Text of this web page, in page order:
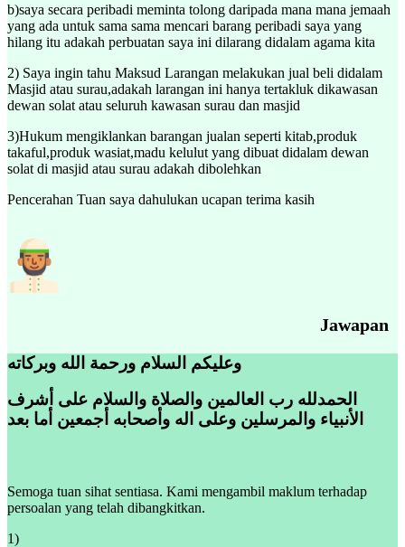
b)saya secara peribadi meminta tolong daripada mana mana jemaah
yang ada untuk sama sama mencari barang peribadi saya yang
hilang itu adakah perbuatan saya ini dilarang didalam agama kita
2) Saya ingin tahu Maksud Larangan melakukan jual beli didalam
Masjid atau surau,adakah larangan ini hanya tertakluk dikawasan
dewan solat atau seluruh kawasan surau dan masjid
3)Hukum mengiklankan barangan jualan seperti kitab,produk
takaful,produk wasiat,madu kelulut yang dibuat didalam dewan
solat di masjid atau surau adakah dibolehkan
Pencerahan Tuan saya dahulukan ucapan terima kasih
Jawapan
وعليكم السلام ورحمة الله وبركاته
الحمدلله رب العالمين والصلاة والسلام على أشرف
الأنبياء والمرسلين وعلى اله وأصحابه أجمعين أما بعد
Semoga tuan sihat sentiasa. Kami mengambil maklum terhadap
persoalan yang telah dibangkitkan.
1)